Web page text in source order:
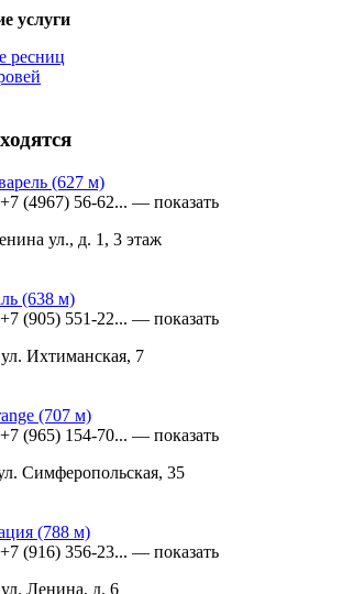
услуги
ресниц
(627 м)
+7 (4967) 56-62... — показать
ул., д. 1, 3 этаж
(638 м)
+7 (905) 551-22... — показать
Ихтиманская, 7
(707 м)
+7 (965) 154-70... — показать
Симферопольская, 35
(788 м)
+7 (916) 356-23... — показать
Ленина, д. 6